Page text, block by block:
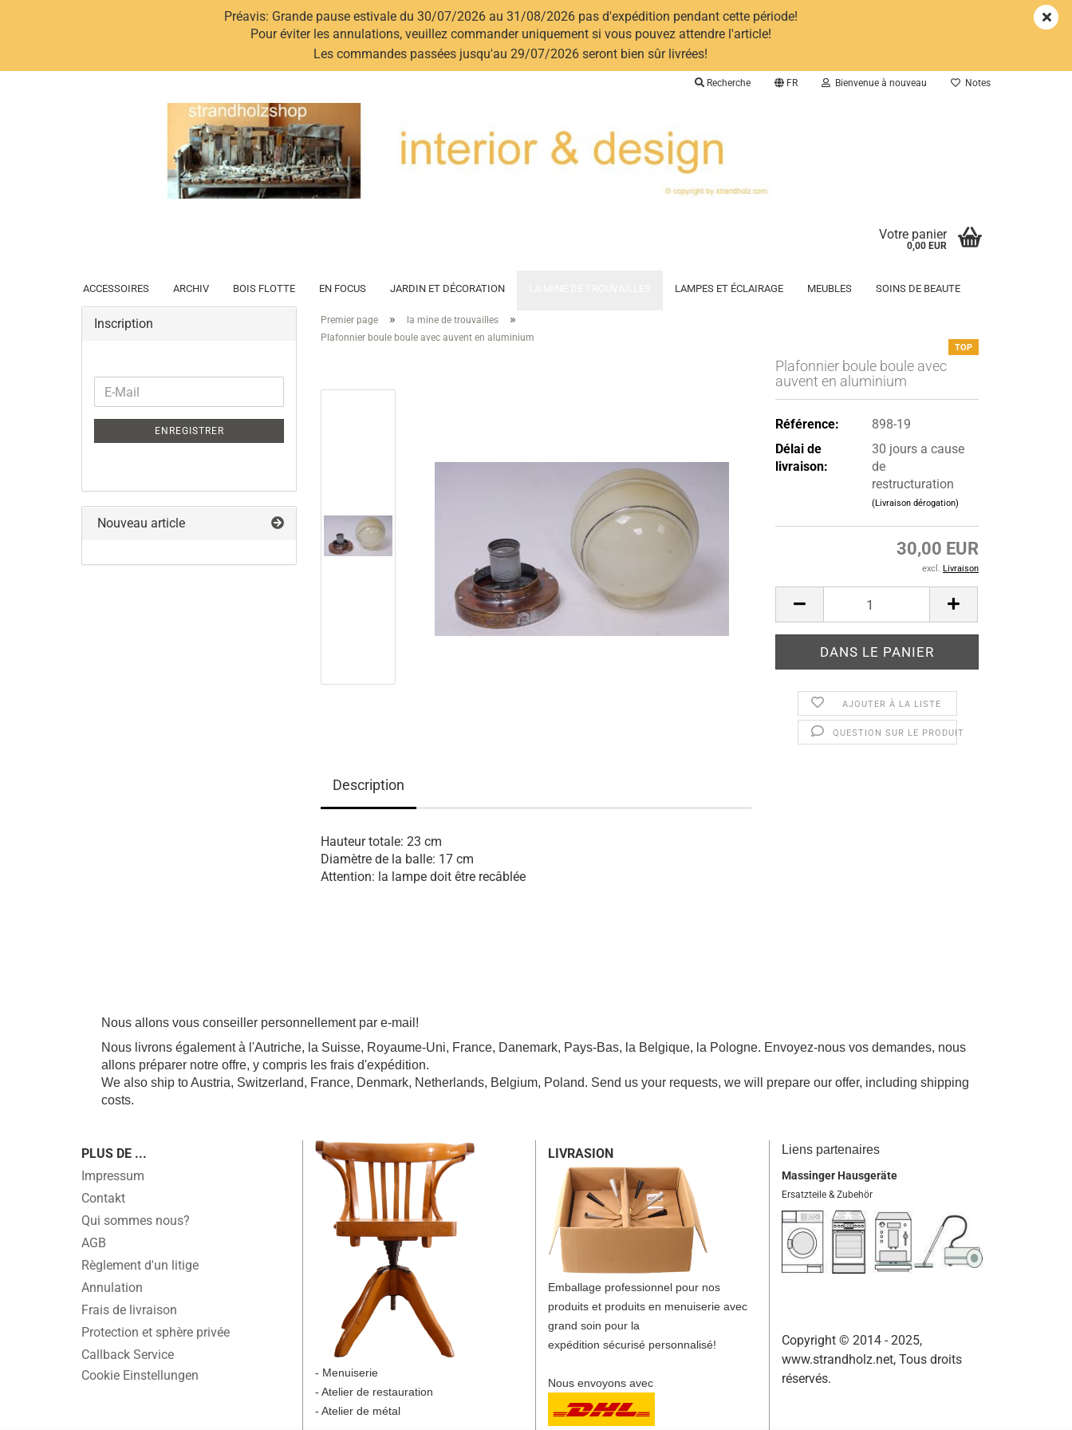
Recherche FR Bienvenue à nouveau Notes
Votre panier
0,00 EUR
Préavis: Grande pause estivale du 30/07/2026 au 31/08/2026 pas d'expédition pendant cette période!
Pour éviter les annulations, veuillez commander uniquement si vous pouvez attendre l'article!
Les commandes passées jusqu'au 29/07/2026 seront bien sûr livrées!
ACCESSOIRES ARCHIV BOIS FLOTTE EN FOCUS JARDIN ET DÉCORATION LAMPES ET ÉCLAIRAGE MEUBLES SOINS DE BEAUTE
Premier page » la mine de trouvailles »
Plafonnier boule boule avec auvent en aluminium
TOP
Plafonnier boule boule avec
auvent en aluminium
Référence:
898-19
Délai de
livraison:
30 jours a cause
de
restructuration
(Livraison dérogation)
30,00 EUR
excl. Livraison
AJOUTER À LA LISTE
QUESTION SUR LE PRODUIT
Description
Hauteur totale: 23 cm
Diamètre de la balle: 17 cm
Attention: la lampe doit être recâblée
Inscription
CONTINUER
L
INSCRIPTION
E-
Mail
ENREGISTRER
Nouveau article
Nous allons vous conseiller personnellement par e-mail!
Nous livrons également à l'Autriche, la Suisse, Royaume-Uni, France, Danemark, Pays-Bas, la Belgique, la Pologne. Envoyez-nous vos demandes, nous
allons préparer notre offre, y compris les frais d'expédition.
We also ship to Austria, Switzerland, France, Denmark, Netherlands, Belgium, Poland. Send us your requests, we will prepare our offer, including shipping
costs.
PLUS DE ...
Impressum
Contakt
Qui sommes nous?
AGB
Règlement d'un litige
Annulation
Frais de livraison
Protection et sphère privée
Callback Service
Cookie Einstellungen
- Menuiserie
- Atelier de restauration
- Atelier de métal
LIVRASION
Emballage professionnel pour nos
produits et produits en menuiserie avec
grand soin pour la
expédition sécurisé personnalisé!
Nous envoyons avec
Liens partenaires
Massinger Hausgeräte
Ersatzteile & Zubehör
Copyright © 2014 - 2025,
www.strandholz.net, Tous droits
réservés.